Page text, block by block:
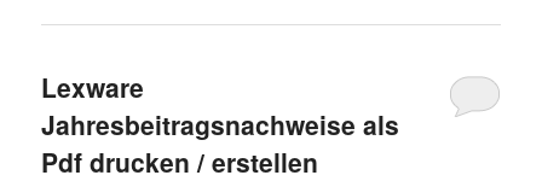
Lexware
Jahresbeitragsnachweise als
Pdf drucken / erstellen